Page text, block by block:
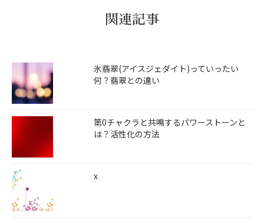
関連記事
氷翡翠(アイスジェダイト)っていったい
何？翡翠との違い
第0チャクラと共鳴するパワーストーンと
は？活性化の方法
x